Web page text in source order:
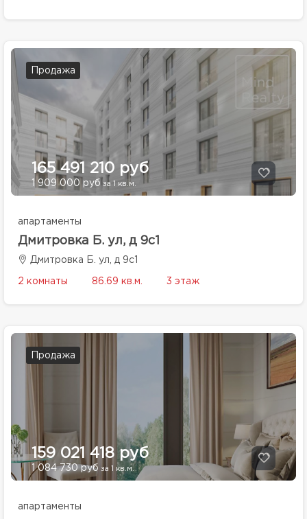
Продажа
165 491 210 руб
1 909 000 руб за 1 кв.м.
апартаменты
Дмитровка Б. ул, д 9с1
Дмитровка Б. ул, д 9с1
2 комнаты 86.69 кв.м. 3 этаж
Продажа
159 021 418 руб
1 084 730 руб за 1 кв.м.
апартаменты